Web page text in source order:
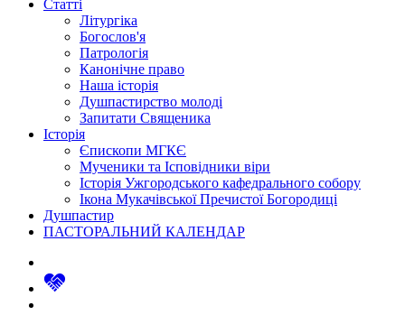
Статті
Літургіка
Богослов'я
Патрологія
Канонічне право
Наша історія
Душпастирство молоді
Запитати Священика
Історія
Єпископи МГКЄ
Мученики та Ісповідники віри
Історія Ужгородського кафедрального собору
Ікона Мукачівської Пречистої Богородиці
Душпастир
ПАСТОРАЛЬНИЙ КАЛЕНДАР